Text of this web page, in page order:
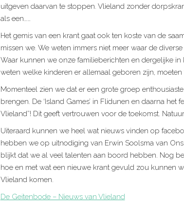
uitgeven daarvan te stoppen. Vlieland zonder
als een……
Het gemis van een krant gaat ook ten koste van de
missen we. We weten immers niet meer waar de
Waar kunnen we onze familieberichten en dergelijke in
weten welke kinderen er allemaal geboren zijn,
Momenteel zien we dat er een grote groep
brengen. De ‘Island Games’ in Flidunen en daarna
Vlieland”! Dit geeft vertrouwen voor de toekomst.
Uiteraard kunnen we heel wat nieuws vinden op
hebben we op uitnodiging van Erwin Soolsma van
blijkt dat we al veel talenten aan boord hebben. Nog
hoe en met wat een nieuwe krant gevuld zou kunnen
Vlieland komen.
De Geitenbode – Nieuws van Vlieland